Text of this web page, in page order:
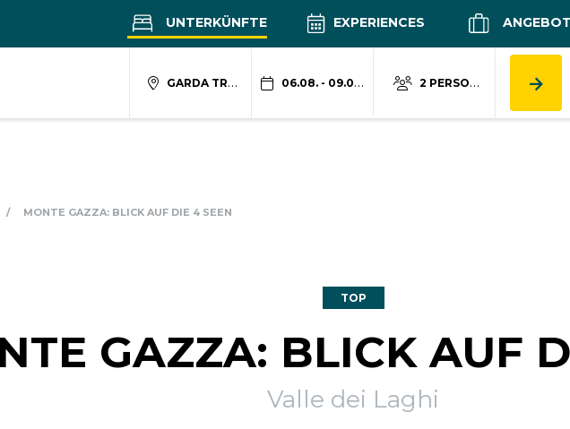
UNTERKÜNFTE EXPERIENCES
GARDA TRENTINO 06.08. - 09.08. 2 PERSONEN
MONTE GAZZA: BLICK AUF DIE 4 SEEN
TOP
GAZZA: BLICK AUF
Valle dei Laghi